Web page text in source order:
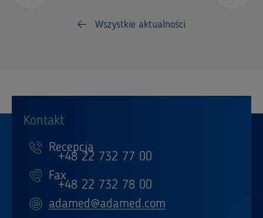
Wszystkie aktualności
Kontakt
Recepcja
+48 22 732 77 00
Fax
+48 22 732 78 00
adamed@adamed.com